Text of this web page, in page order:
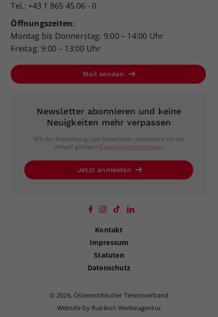
Tel.: +43 1 865 45 06 - 0
Öffnungszeiten:
Montag bis Donnerstag: 9:00 – 14:00 Uhr
Freitag: 9:00 – 13:00 Uhr
Mail senden
Newsletter abonnieren und keine
Neuigkeiten mehr verpassen
Mit der Anmeldung zum Newsletter akzeptiere ich die
aktuell gültigen Datenschutzrichtlinien.
Jetzt anmelden
Kontakt
Impressum
Statuten
Datenschutz
©2026, Österreichischer Tennisverband
Website by Rubikon Werbeagentur